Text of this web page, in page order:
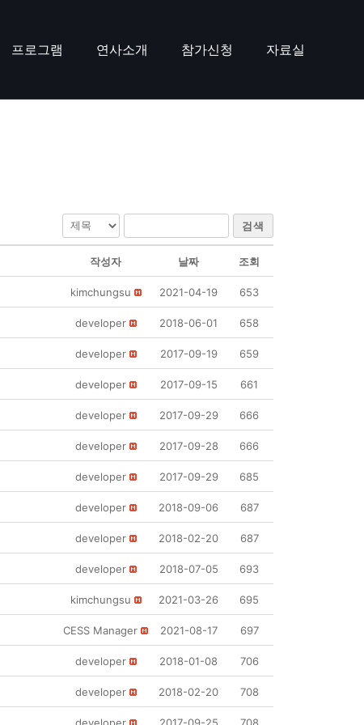
프로그램 연사소개 참가신청 자료실
검색
작성자 날짜 조회
kimchungsu 2021-04-19 653
developer 2018-06-01 658
developer 2017-09-19 659
developer 2017-09-15 661
developer 2017-09-29 666
developer 2017-09-28 666
developer 2017-09-29 685
developer 2018-09-06 687
developer 2018-02-20 687
developer 2018-07-05 693
kimchungsu 2021-03-26 695
CESS Manager 2021-08-17 697
developer 2018-01-08 706
developer 2018-02-20 708